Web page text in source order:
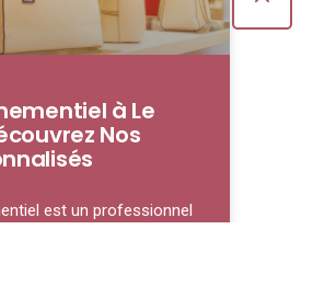
à Le
Nos
est un professionnel